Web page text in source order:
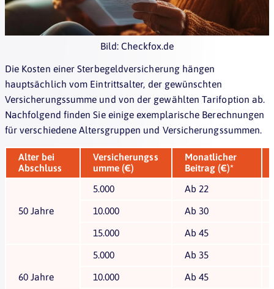
Bild: Checkfox.de
Die Kosten einer Sterbegeldversicherung hängen
hauptsächlich vom Eintrittsalter, der gewünschten
Versicherungssumme und von der gewählten Tarifoption ab.
Nachfolgend finden Sie einige exemplarische Berechnungen
für verschiedene Altersgruppen und Versicherungssummen.
Alter bei
Abschluss
Versicherungss
umme (€)
Monatlicher
Beitrag (€)*
50 Jahre
5.000
Ab 22
10.000
Ab 30
15.000
Ab 45
60 Jahre
5.000
Ab 35
10.000
Ab 45